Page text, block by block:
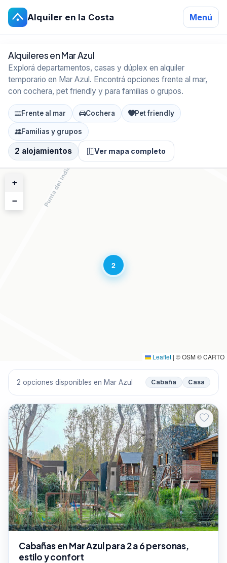
Alquiler en la Costa Menú
Alquileres en Mar Azul
Explorá departamentos, casas y dúplex en alquiler
temporario en Mar Azul. Encontrá opciones frente al mar,
con cochera, pet friendly y para familias o grupos.
Frente al mar Cochera Pet friendly
Familias y grupos
2 alojamientos Ver mapa completo
2 opciones disponibles en Mar Azul Cabaña Casa
Cabañas en Mar Azul para 2 a 6 personas,
estilo y confort
2
+
−
Leaflet | © OSM © CARTO